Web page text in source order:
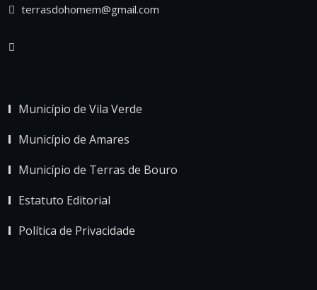
terrasdohomem@gmail.com
Município de Vila Verde
Município de Amares
Município de Terras de Bouro
Estatuto Editorial
Política de Privacidade